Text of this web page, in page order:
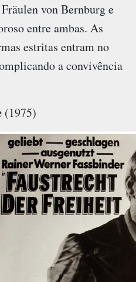
von Bernburg e
entre ambas. As
estritas entram no
a convivência
(1975)